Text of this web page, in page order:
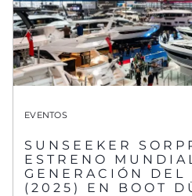
EVENTOS
SUNSEEKER
ESTRENO
GENERACIÓN DEL
(2025) EN BOOT